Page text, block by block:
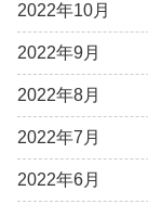
2022年10月
2022年9月
2022年8月
2022年7月
2022年6月